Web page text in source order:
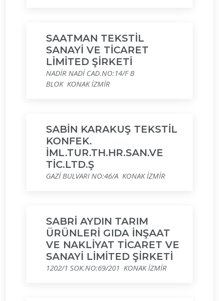
SAATMAN TEKSTİL
SANAYİ VE TİCARET
LİMİTED ŞİRKETİ
NADİR NADİ CAD.NO:14/F B
BLOK KONAK İZMİR
SABİN KARAKUŞ TEKSTİL
KONFEK.
İML.TUR.TH.HR.SAN.VE
TİC.LTD.Ş
GAZİ BULVARI NO:46/A KONAK İZMİR
SABRİ AYDIN TARIM
ÜRÜNLERİ GIDA İNŞAAT
VE NAKLİYAT TİCARET VE
SANAYİ LİMİTED ŞİRKETİ
1202/1 SOK.NO:69/201 KONAK İZMİR